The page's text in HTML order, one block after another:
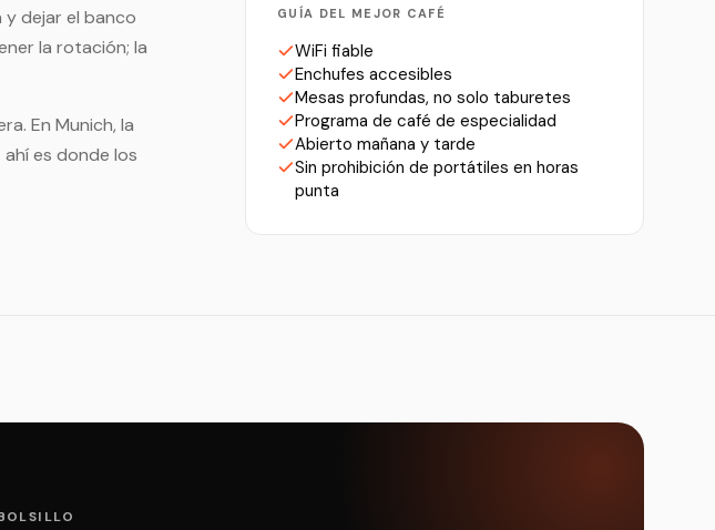
dejar el banco
la rotación; la
En Munich, la
es donde los
GUÍA DEL MEJOR CAFÉ
WiFi fiable
Enchufes accesibles
Mesas profundas, no solo taburetes
Programa de café de especialidad
Abierto mañana y tarde
Sin prohibición de portátiles en horas
punta